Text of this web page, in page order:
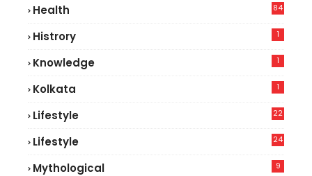
Health
84
Histrory 1
Knowledge 1
Kolkata 1
Lifestyle
22
Lifestyle
24
Mythological 9